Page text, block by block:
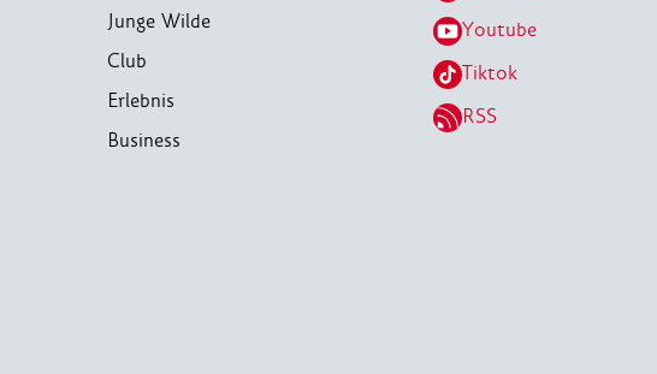
Junge Wilde
Club
Erlebnis
Business
Youtube
Tiktok
RSS